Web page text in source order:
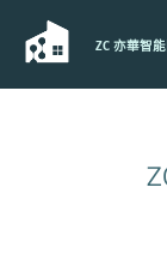
ZC 亦華智